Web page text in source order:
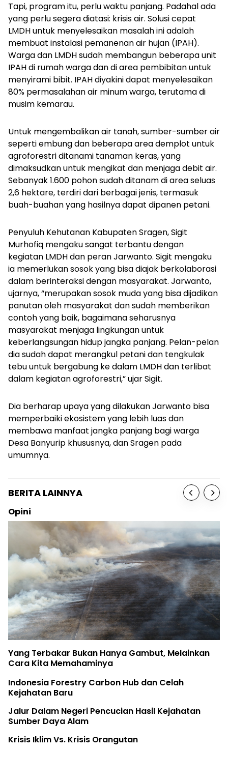
Tapi, program itu, perlu waktu panjang. Padahal ada
yang perlu segera diatasi: krisis air. Solusi cepat
LMDH untuk menyelesaikan masalah ini adalah
membuat instalasi pemanenan air hujan (IPAH).
Warga dan LMDH sudah membangun beberapa unit
IPAH di rumah warga dan di area pembibitan untuk
menyirami bibit. IPAH diyakini dapat menyelesaikan
80% permasalahan air minum warga, terutama di
musim kemarau.
Untuk mengembalikan air tanah, sumber-sumber air
seperti embung dan beberapa area demplot untuk
agroforestri ditanami tanaman keras, yang
dimaksudkan untuk mengikat dan menjaga debit air.
Sebanyak 1.600 pohon sudah ditanam di area seluas
2,6 hektare, terdiri dari berbagai jenis, termasuk
buah-buahan yang hasilnya dapat dipanen petani.
Penyuluh Kehutanan Kabupaten Sragen, Sigit
Murhofiq mengaku sangat terbantu dengan
kegiatan LMDH dan peran Jarwanto. Sigit mengaku
ia memerlukan sosok yang bisa diajak berkolaborasi
dalam berinteraksi dengan masyarakat. Jarwanto,
ujarnya, “merupakan sosok muda yang bisa dijadikan
panutan oleh masyarakat dan sudah memberikan
contoh yang baik, bagaimana seharusnya
masyarakat menjaga lingkungan untuk
keberlangsungan hidup jangka panjang. Pelan-pelan
dia sudah dapat merangkul petani dan tengkulak
tebu untuk bergabung ke dalam LMDH dan terlibat
dalam kegiatan agroforestri,” ujar Sigit.
Dia berharap upaya yang dilakukan Jarwanto bisa
memperbaiki ekosistem yang lebih luas dan
membawa manfaat jangka panjang bagi warga
Desa Banyurip khususnya, dan Sragen pada
umumnya.
BERITA LAINNYA
Opini
Yang Terbakar Bukan Hanya Gambut, Melainkan
Cara Kita Memahaminya
Indonesia Forestry Carbon Hub dan Celah
Kejahatan Baru
Jalur Dalam Negeri Pencucian Hasil Kejahatan
Sumber Daya Alam
Krisis Iklim Vs. Krisis Orangutan